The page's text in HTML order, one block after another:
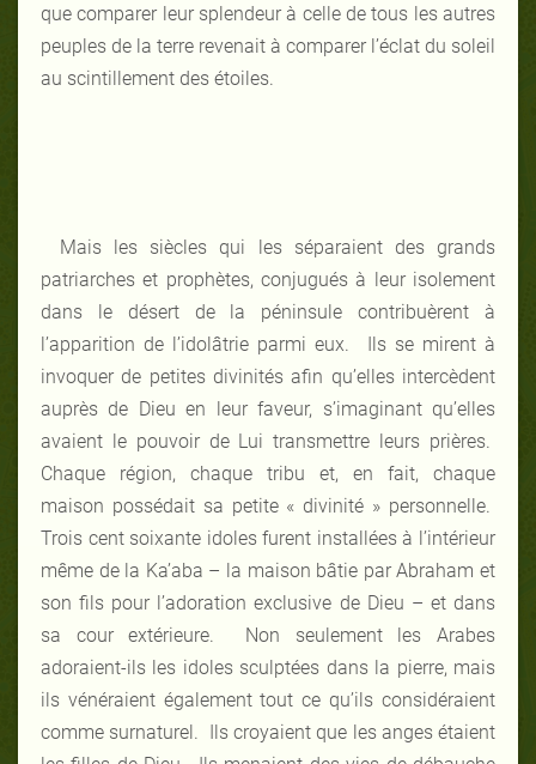
que comparer leur splendeur à celle de tous les autres
peuples de la terre revenait à comparer l’éclat du soleil
au scintillement des étoiles.
Mais les siècles qui les séparaient des grands
patriarches et prophètes, conjugués à leur isolement
dans le désert de la péninsule contribuèrent à
l’apparition de l’idolâtrie parmi eux. Ils se mirent à
invoquer de petites divinités afin qu’elles intercèdent
auprès de Dieu en leur faveur, s’imaginant qu’elles
avaient le pouvoir de Lui transmettre leurs prières.
Chaque région, chaque tribu et, en fait, chaque
maison possédait sa petite « divinité » personnelle.
Trois cent soixante idoles furent installées à l’intérieur
même de la Ka’aba – la maison bâtie par Abraham et
son fils pour l’adoration exclusive de Dieu – et dans
sa cour extérieure. Non seulement les Arabes
adoraient-ils les idoles sculptées dans la pierre, mais
ils vénéraient également tout ce qu’ils considéraient
comme surnaturel. Ils croyaient que les anges étaient